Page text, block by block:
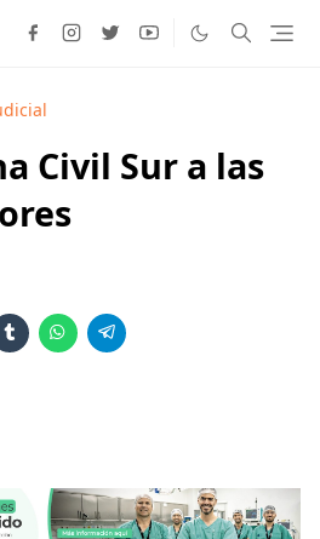
Civil Sur a las